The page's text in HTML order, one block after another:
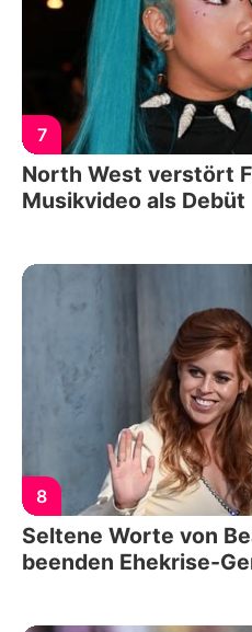
7
North West verstört
Musikvideo als Debüt
8
Seltene Worte von
beenden Ehekrise-